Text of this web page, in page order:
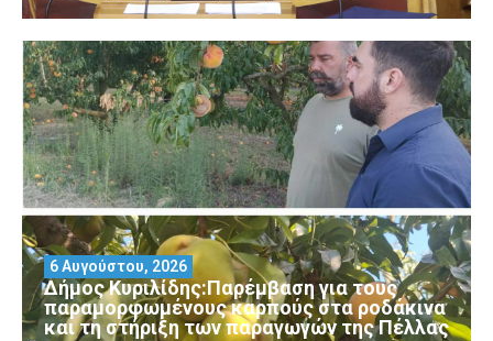
Δήμος Κυριλίδης:Παρέμβαση για τους
παραμορφωμένους καρπούς στα ροδάκινα
και τη στήριξη των παραγωγών της Πέλλας
6 Αυγούστου, 2026